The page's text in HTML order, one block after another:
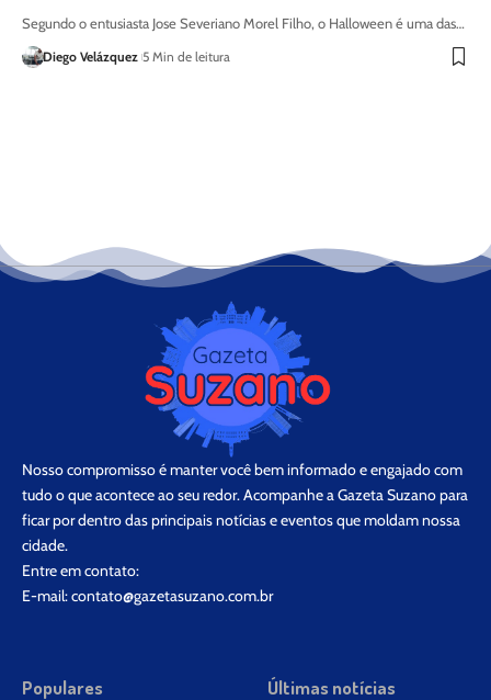
Segundo o entusiasta Jose Severiano Morel Filho, o Halloween é uma das…
Diego Velázquez 5 Min de leitura
Nosso compromisso é manter você bem informado e engajado com
tudo o que acontece ao seu redor. Acompanhe a Gazeta Suzano para
ficar por dentro das principais notícias e eventos que moldam nossa
cidade.
Entre em contato:
E-mail:contato@gazetasuzano.com.br
Populares Últimas notícias